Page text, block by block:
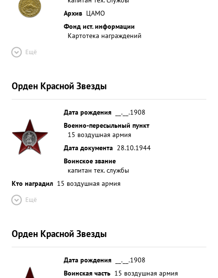
Архив ЦАМО
Фонд ист. информации
Картотека награждений
Ещё
Орден Красной Звезды
Дата рождения
__.__.1908
Военно-пересыльный пункт
15 воздушная армия
Дата документа 28.10.1944
Воинское звание
капитан тех. службы
Кто наградил 15 воздушная армия
Ещё
Орден Красной Звезды
Дата рождения
__.__.1908
Воинская часть 15 воздушная армия